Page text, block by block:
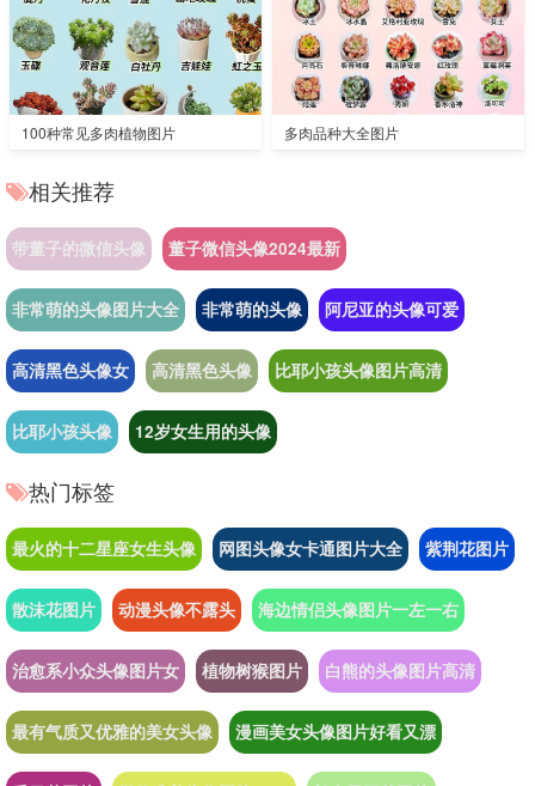
100种常见多肉植物图片 多肉品种大全图片
相关推荐
带董子的微信头像 董子微信头像2024最新
非常萌的头像图片大全 非常萌的头像 阿尼亚的头像可爱
高清黑色头像女 高清黑色头像 比耶小孩头像图片高清
比耶小孩头像 12岁女生用的头像
热门标签
最火的十二星座女生头像 网图头像女卡通图片大全 紫荆花图片
散沫花图片 动漫头像不露头 海边情侣头像图片一左一右
治愈系小众头像图片女 植物树猴图片 白熊的头像图片高清
最有气质又优雅的美女头像 漫画美女头像图片好看又漂